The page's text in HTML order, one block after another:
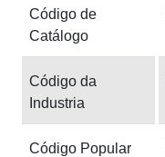
Código de
Catálogo
Código da
Industria
Código Popular